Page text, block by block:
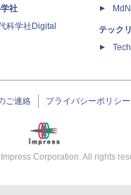
社
科学社Digital
テック
ご連絡 プライバシーポリシー
Impress Corporation. All rights